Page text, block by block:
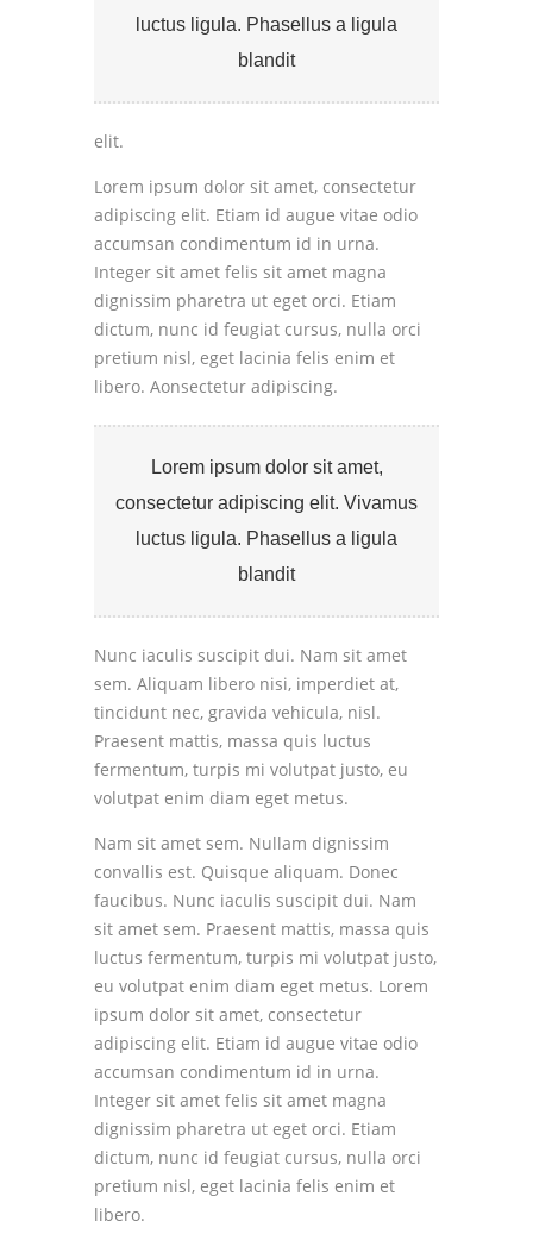
luctus ligula. Phasellus a ligula
blandit
elit.
Lorem ipsum dolor sit amet, consectetur
adipiscing elit. Etiam id augue vitae odio
accumsan condimentum id in urna.
Integer sit amet felis sit amet magna
dignissim pharetra ut eget orci. Etiam
dictum, nunc id feugiat cursus, nulla orci
pretium nisl, eget lacinia felis enim et
libero.
Lorem ipsum dolor sit amet,
consectetur adipiscing elit. Vivamus
luctus ligula. Phasellus a ligula
blandit
Aonsectetur adipiscing.
Nunc iaculis suscipit dui. Nam sit amet
sem. Aliquam libero nisi, imperdiet at,
tincidunt nec, gravida vehicula, nisl.
Praesent mattis, massa quis luctus
fermentum, turpis mi volutpat justo, eu
volutpat enim diam eget metus.
Nam sit amet sem. Nullam dignissim
convallis est. Quisque aliquam. Donec
faucibus. Nunc iaculis suscipit dui. Nam
sit amet sem. Praesent mattis, massa quis
luctus fermentum, turpis mi volutpat justo,
eu volutpat enim diam eget metus. Lorem
ipsum dolor sit amet, consectetur
adipiscing elit. Etiam id augue vitae odio
accumsan condimentum id in urna.
Integer sit amet felis sit amet magna
dignissim pharetra ut eget orci. Etiam
dictum, nunc id feugiat cursus, nulla orci
pretium nisl, eget lacinia felis enim et
libero.